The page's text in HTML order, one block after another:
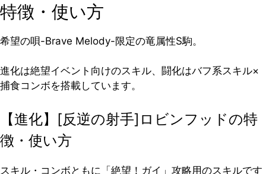
特徴・使い方
希望の唄-Brave Melody-限定の竜属性S駒。
進化は絶望イベント向けのスキル、闘化はバフ系スキル×
捕食コンボを搭載しています。
【進化】[反逆の射手]ロビンフッドの特
徴・使い方
スキル・コンボともに「絶望！ガイ」攻略用のスキルです